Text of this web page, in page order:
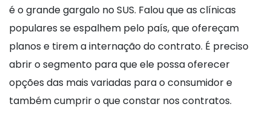
é o grande gargalo no SUS. Falou que as clínicas
populares se espalhem pelo país, que ofereçam
planos e tirem a internação do contrato. É preciso
abrir o segmento para que ele possa oferecer
opções das mais variadas para o consumidor e
também cumprir o que constar nos contratos.